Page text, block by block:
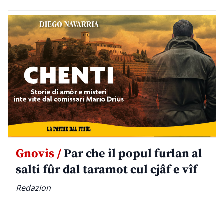
Gnovis /Par che il popul furlan al
salti fûr dal taramot cul cjâf e vîf
Redazion